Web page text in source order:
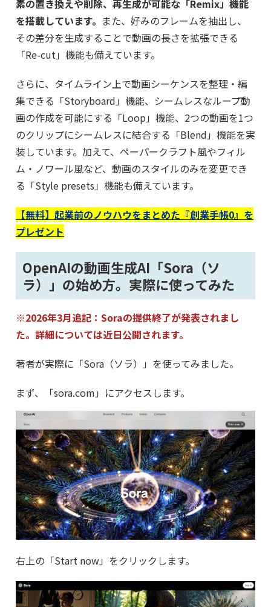
素の置き換えや削除、再生成が可能な「Remix」機能
を搭載しています。 また、好みのフレームを抽出し、
その差分を生成することで動画の長さを拡張できる
「Re-cut」機能も備えています。
さらに、タイムライン上で動画シーケンスを整理・編
集できる「Storyboard」機能、シームレスなループ動
画の作成を可能にする「Loop」機能、2つの動画を1つ
のクリップにシームレスに結合する「Blend」機能を実
装しています。加えて、ペーパークラフト風やフィル
ム・ノワール風など、動画のスタイルのみを変更でき
る「Style presets」機能も備えています。
【無料】起業前のノウハウをまとめた『創業手帳0』を
プレゼント
OpenAIの動画生成AI「Sora（ソ
ラ）」の始め方。実際に使ってみた
※2026年3月追記：Soraの提供終了が発表されまし
た。詳細については近日公開されます。
著者が実際に「Sora（ソラ）」を使ってみました。
まず、「sora.com」にアクセスします。
右上の「Start now」をクリックします。